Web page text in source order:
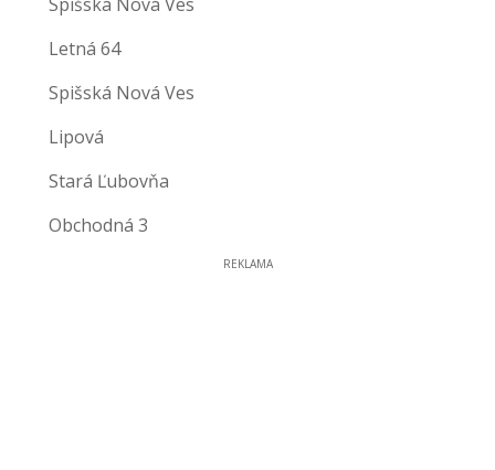
Letná 64
Spišská Nová Ves
Lipová
Stará Ľubovňa
Obchodná 3
REKLAMA